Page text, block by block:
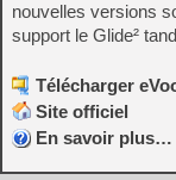
nouvelles versions
support le Glide²
Télécharger
Site officiel
En savoir plus…